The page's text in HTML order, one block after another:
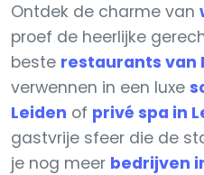
Ontdek de charme van
proef de heerlijke
beste restaurants van
verwennen in een luxe
Leiden of privé spa in
gastvrije sfeer die de
je nog meer bedrijven